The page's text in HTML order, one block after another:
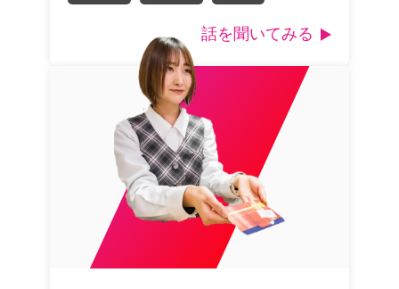
話を聞いてみる